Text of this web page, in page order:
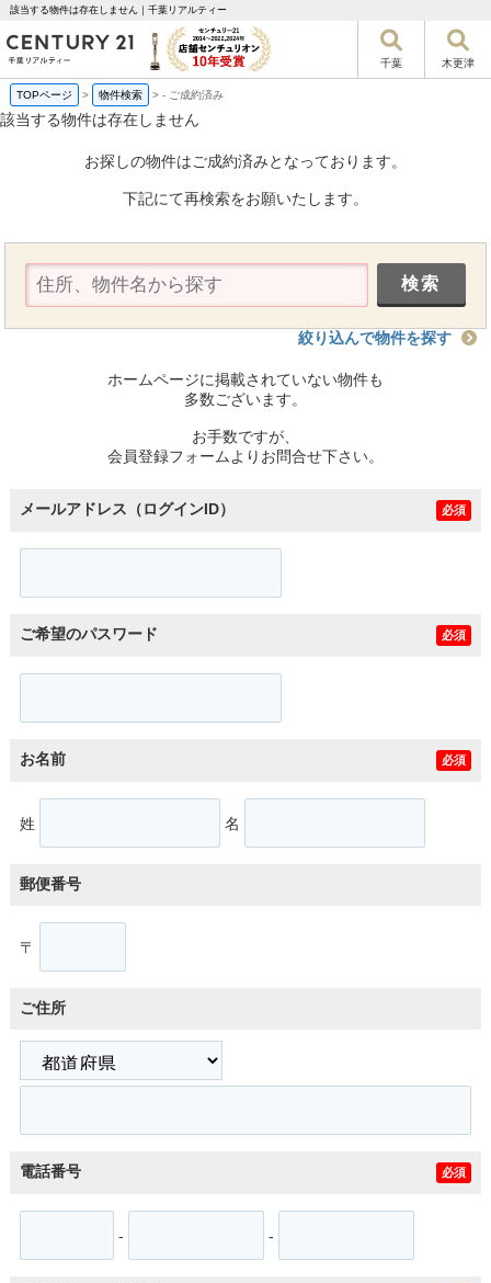
該当する物件は存在しません｜千葉リアルティー
千葉 木更津
TOPページ > 物件検索 >- ご成約済み
該当する物件は存在しません
お探しの物件はご成約済みとなっております。
下記にて再検索をお願いたします。
絞り込んで物件を探す
ホームページに掲載されていない物件も
多数ございます。
お手数ですが、
会員登録フォームよりお問合せ下さい。
メールアドレス（ログインID） 必須
ご希望のパスワード 必須
お名前 必須
姓 名
郵便番号
〒
ご住所
電話番号 必須
- -